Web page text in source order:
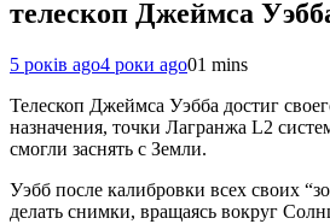
телескоп Джеймса
5 років ago4 роки ago01 mins
Телескоп Джеймса Уэбба достиг
назначения, точки Лагранжа L2
смогли заснять с Земли.
Уэбб после калибровки всех своих
делать снимки, вращаясь вокруг